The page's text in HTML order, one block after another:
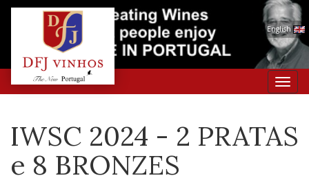
English
IWSC 2024 - 2 PRATAS
e 8 BRONZES